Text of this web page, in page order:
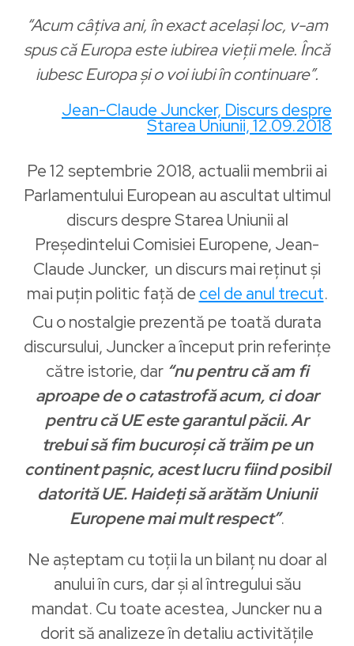
“Acum câțiva ani, în exact același loc, v-am
spus că Europa este iubirea vieții mele. Încă
iubesc Europa și o voi iubi în continuare”.
Jean-Claude Juncker, Discurs despre
Starea Uniunii, 12.09.2018
Pe 12 septembrie 2018, actualii membrii ai
Parlamentului European au ascultat ultimul
discurs despre Starea Uniunii al
Președintelui Comisiei Europene, Jean-
Claude Juncker, un discurs mai reținut și
mai puțin politic față de cel de anul trecut.
Cu o nostalgie prezentă pe toată durata
discursului, Juncker a început prin referințe
către istorie, dar “nu pentru că am fi
aproape de o catastrofă acum, ci doar
pentru că UE este garantul păcii. Ar
trebui să fim bucuroși că trăim pe un
continent pașnic, acest lucru fiind posibil
datorită UE. Haideți să arătăm Uniunii
Europene mai mult respect”.
Ne așteptam cu toții la un bilanț nu doar al
anului în curs, dar și al întregului său
mandat. Cu toate acestea, Juncker nu a
dorit să analizeze în detaliu activitățile